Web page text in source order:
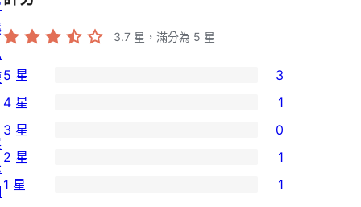
3.7 星，滿分為 5 星
3
個
5
星
使
5 星 3
個
4
星
4 星 1
0
個
3
3 星 0
個
2 星 1
1 星 1